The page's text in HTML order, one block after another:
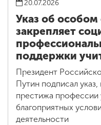
20.07.2026
Указ об особом
закрепляет
поддержки
Президент
Путин подписал
престижа профессии
благоприятных
деятельности